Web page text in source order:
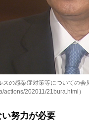
の感染症対策等についての
actions/202011/21bura.html）
努力が必要